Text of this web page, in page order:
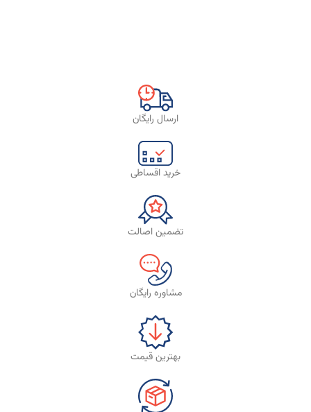
ارسال رایگان
خرید اقساطی
تضمین اصالت
مشاوره رایگان
بهترین قیمت